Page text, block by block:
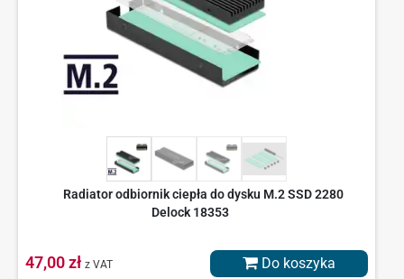
Radiator odbiornik ciepła do dysku M.2 SSD 2280
Delock 18353
47,00 zł z VAT Do koszyka